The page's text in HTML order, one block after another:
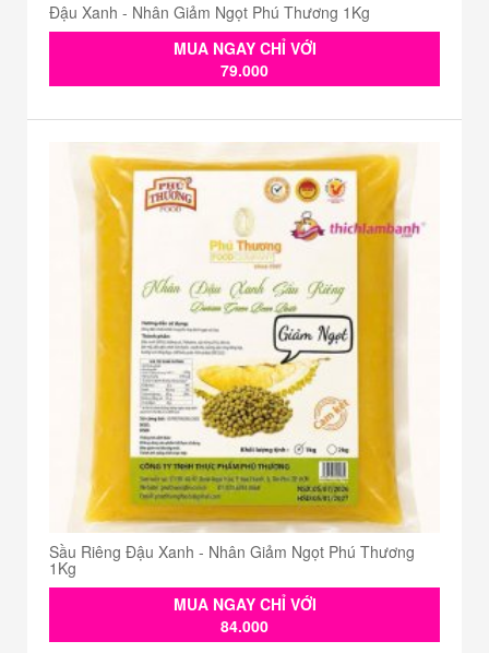
Đậu Xanh - Nhân Giảm Ngọt Phú Thương 1Kg
MUA NGAY CHỈ VỚI
79.000
Sầu Riêng Đậu Xanh - Nhân Giảm Ngọt Phú Thương
1Kg
MUA NGAY CHỈ VỚI
84.000